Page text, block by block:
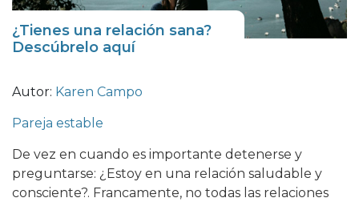
¿Tienes una relación sana?
Descúbrelo aquí
Autor: Karen Campo
Pareja estable
De vez en cuando es importante detenerse y
preguntarse: ¿Estoy en una relación saludable y
consciente?. Francamente, no todas las relaciones